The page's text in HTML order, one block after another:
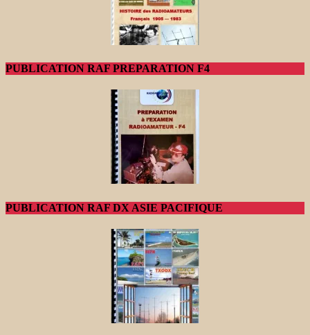
PUBLICATION RAF PREPARATION F4
PUBLICATION RAF DX ASIE PACIFIQUE